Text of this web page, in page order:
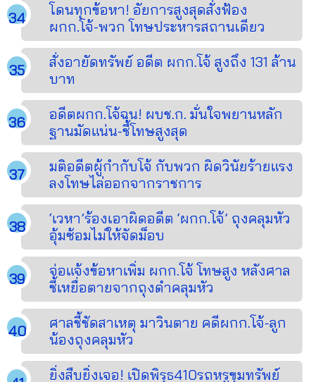
โดนทุกข้อหา! อัยการสูงสุดสั่งฟ้อง
ผกก.โจ้-พวก โทษประหารสถานเดียว
สั่งอายัดทรัพย์ อดีต ผกก.โจ้ สูงถึง 131 ล้าน
บาท
อดีตผกก.โจ้ฉุน! ผบช.ก. มั่นใจพยานหลัก
ฐานมัดแน่น-ชี้โทษสูงสุด
มติอดีตผู้กำกับโจ้ กับพวก ผิดวินัยร้ายแรง
ลงโทษไล่ออกจากราชการ
‘เวหา’ร้องเอาผิดอดีต ‘ผกก.โจ้’ ถุงคลุมหัว
อุ้มซ้อมไม่ให้จัดม็อบ
จ่อแจ้งข้อหาเพิ่ม ผกก.โจ้ โทษสูง หลังศาล
ชี้เหยื่อตายจากถุงดำคลุมหัว
ศาลชี้ชัดสาเหตุ มาวินตาย คดีผกก.โจ้-ลูก
น้องถุงคลุมหัว
ยิ่งสืบยิ่งเจอ! เปิดพิรุธ410รถหรูขุมทรัพย์